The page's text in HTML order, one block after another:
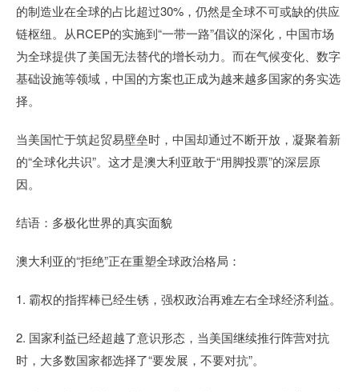
的制造业在全球的占比超过30%，仍然是全球不可或缺的供应
链枢纽。从RCEP的实施到“一带一路”倡议的深化，中国市场
为全球提供了美国无法替代的增长动力。而在气候变化、数字
基础设施等领域，中国的方案也正成为越来越多国家的务实选
择。
当美国忙于筑起贸易壁垒时，中国却通过不断开放，凝聚着新
的“全球化共识”。这才是澳大利亚敢于“用脚投票”的深层原
因。
结语：多极化世界的真实面貌
澳大利亚的“拒绝”正在重塑全球政治格局：
1. 霸权的指挥棒已经生锈，强权政治再难左右全球经济利益。
2. 国家利益已经超越了意识形态，当美国继续推行阵营对抗
时，大多数国家都选择了“要发展，不要对抗”。